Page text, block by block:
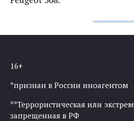
16+
*признан в России иноагентом
**Террористическая или
запрещенная в РФ